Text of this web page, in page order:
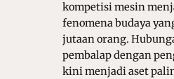
kompetisi mesin
fenomena budaya
jutaan orang.
pembalap dengan
kini menjadi aset